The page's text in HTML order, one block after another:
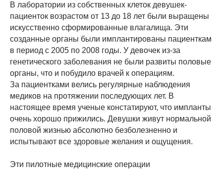
В лаборатории из собственных клеток девушек-
пациенток возрастом от 13 до 18 лет были выращены
искусственно сформированные влагалища. Эти
созданные органы были имплантированы пациенткам
в период с 2005 по 2008 годы. У девочек из-за
генетического заболевания не были развиты половые
органы, что и побудило врачей к операциям.
За пациентками велись регулярные наблюдения
медиков на протяжении последующих лет. В
настоящее время ученые констатируют, что импланты
очень хорошо прижились. Девушки живут нормальной
половой жизнью абсолютно безболезненно и
испытывают все здоровые желания и ощущения.
Эти пилотные медицинские операции